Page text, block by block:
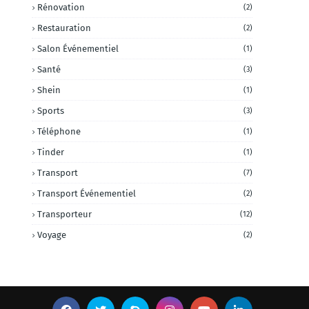
Rénovation (2)
Restauration (2)
Salon Événementiel (1)
Santé (3)
Shein (1)
Sports (3)
Téléphone (1)
Tinder (1)
Transport (7)
Transport Événementiel (2)
Transporteur (12)
Voyage (2)